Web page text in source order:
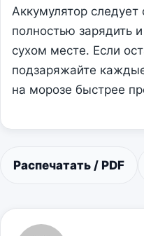
Аккумулятор
полностью зарядить
сухом месте. Если
подзаряжайте
на морозе быстрее
Распечатать / PDF